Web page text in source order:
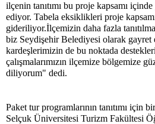
ilçenin tanıtımı bu proje kapsamı
ediyor. Tabela eksiklikleri proje
gideriliyor.İlçemizin daha fazla
biz Seydişehir Belediyesi olarak
kardeşlerimizin de bu noktada
çalışmalarımızın ilçemize bölgemize
diliyorum" dedi.
Paket tur programlarının tanıtımı için
Selçuk Üniversitesi Turizm Fakültesi